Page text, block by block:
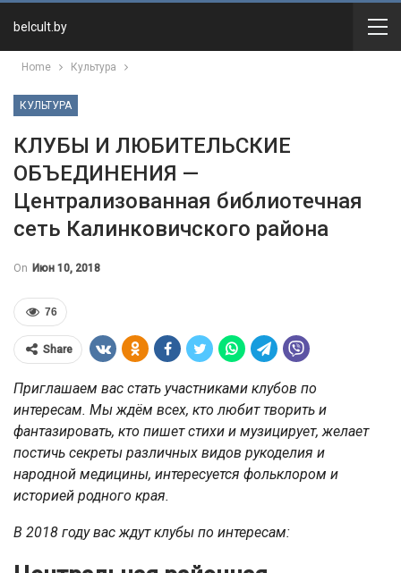
belcult.by
Home Культура
КУЛЬТУРА
КЛУБЫ И ЛЮБИТЕЛЬСКИЕ
ОБЪЕДИНЕНИЯ —
Централизованная библиотечная
сеть Калинковичского района
On Июн 10, 2018
76
Share
Приглашаем вас стать участниками клубов по
интересам. Мы ждём всех, кто любит творить и
фантазировать, кто пишет стихи и музицирует, желает
постичь секреты различных видов рукоделия и
народной медицины, интересуется фольклором и
историей родного края.
В 2018 году вас ждут клубы по интересам: